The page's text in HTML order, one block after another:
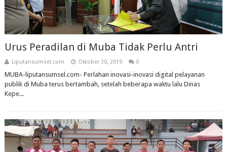
Urus Peradilan di Muba Tidak Perlu Antri
Liputansumsel.com Oktober 30, 2019 0
MUBA-liputansumsel.com- Perlahan inovasi-inovasi digital pelayanan
publik di Muba terus bertambah, setelah beberapa waktu lalu Dinas
Kepe...